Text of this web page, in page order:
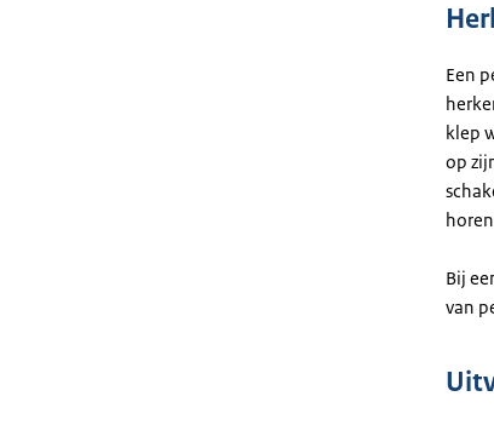
Een
klep
op
Bij
van